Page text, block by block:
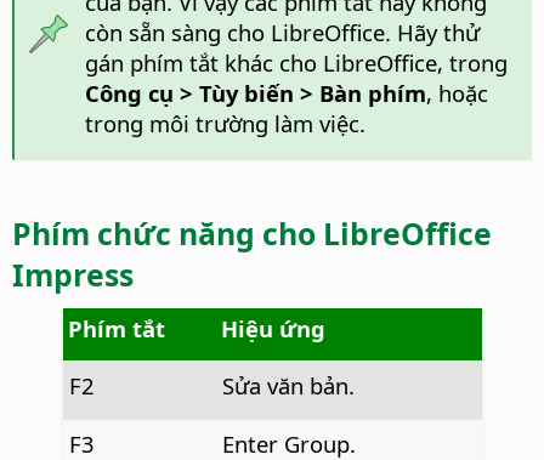
còn sẵn sàng cho LibreOffice. Hãy thử
gán phím tắt khác cho LibreOffice, trong
Công cụ > Tùy biến > Bàn phím, hoặc
trong môi trường làm việc.
Phím chức năng cho LibreOffice
Impress
Phím tắt
Hiệu ứng
F2
Sửa văn bản.
F3
Enter Group.